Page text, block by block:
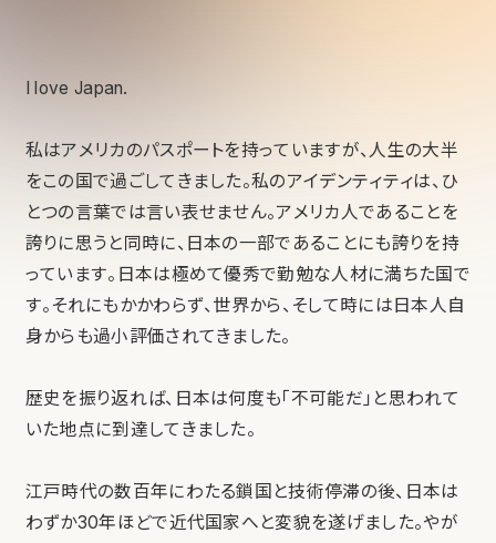
I love Japan.
私はアメリカのパスポートを持っていますが、人生の大半
をこの国で過ごしてきました。私のアイデンティティは、ひ
とつの言葉では言い表せません。アメリカ人であることを
誇りに思うと同時に、日本の一部であることにも誇りを持
っています。日本は極めて優秀で勤勉な人材に満ちた国で
す。それにもかかわらず、世界から、そして時には日本人自
身からも過小評価されてきました。
歴史を振り返れば、日本は何度も「不可能だ」と思われて
いた地点に到達してきました。
江戸時代の数百年にわたる鎖国と技術停滞の後、日本は
わずか30年ほどで近代国家へと変貌を遂げました。やが